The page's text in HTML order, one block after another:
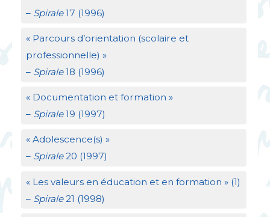
– Spirale17 (1996)
« Parcours d’orientation (scolaire et
professionnelle) »
– Spirale18 (1996)
« Documentation et formation »
– Spirale19 (1997)
« Adolescence(s) »
– Spirale20 (1997)
« Les valeurs en éducation et en formation » (1)
– Spirale21 (1998)